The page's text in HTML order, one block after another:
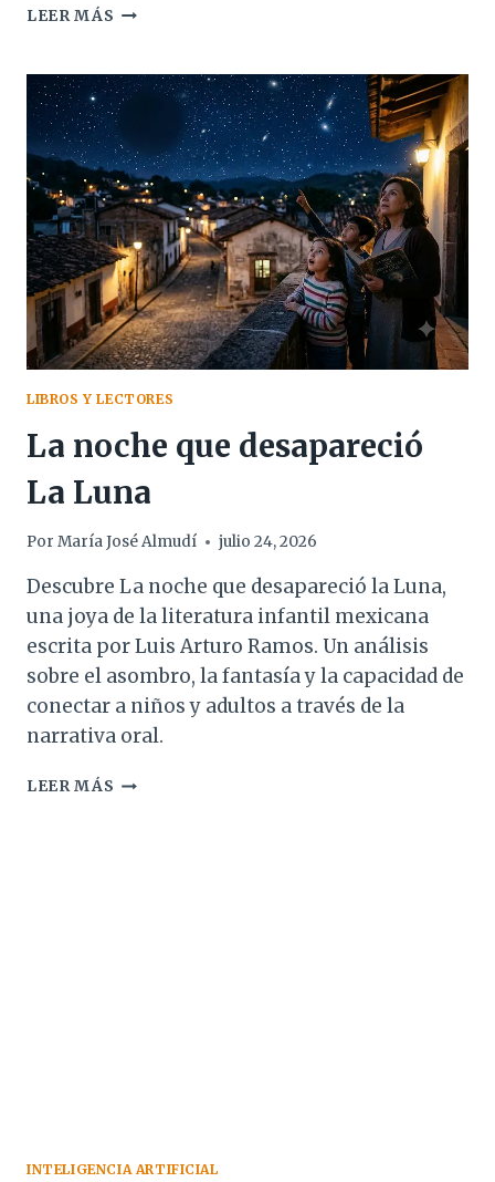
LEER MÁS HOY
DE
MÍ
LIBROS Y LECTORES
La noche que desapareció
La Luna
Por María José Almudí julio 24, 2026
Descubre La noche que desapareció la Luna,
una joya de la literatura infantil mexicana
escrita por Luis Arturo Ramos. Un análisis
sobre el asombro, la fantasía y la capacidad de
conectar a niños y adultos a través de la
narrativa oral.
LEER MÁS LA
INTELIGENCIA ARTIFICIAL